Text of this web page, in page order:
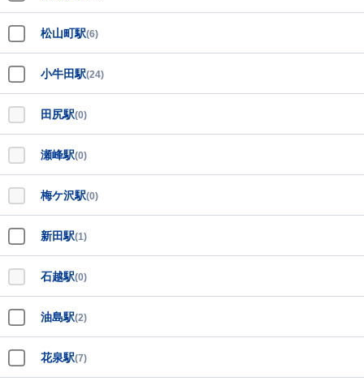
松山町駅(6)
小牛田駅(24)
田尻駅(0)
瀬峰駅(0)
梅ケ沢駅(0)
新田駅(1)
石越駅(0)
油島駅(2)
花泉駅(7)